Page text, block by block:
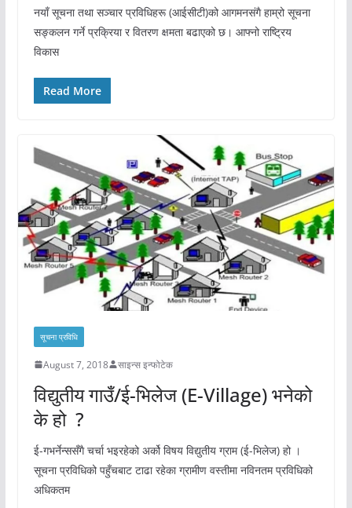
नयाँ सूचना तथा सञ्चार प्रविधिहरू (आईसीटी)को आगमनसंगै हाम्रो सूचना
सङ्कलन गर्ने प्रक्रिया र वितरण क्षमता बढाएको छ। आफ्नो राष्ट्रिय
विकास
Read More
सूचना प्रविधि
August 7, 2018 साइन्स इन्फोटेक
विद्युतीय गाउँ/ई-भिलेज (E-Village) भनेको
के हो ?
ई-गभर्नेन्ससँगै चर्चा भइरहेको अर्को विषय विद्युतीय ग्राम (ई-भिलेज) हो ।
सूचना प्रविधिको पहुँचबाट टाढा रहेका ग्रामीण वस्तीमा नविनतम प्रविधिको
अधिकतम